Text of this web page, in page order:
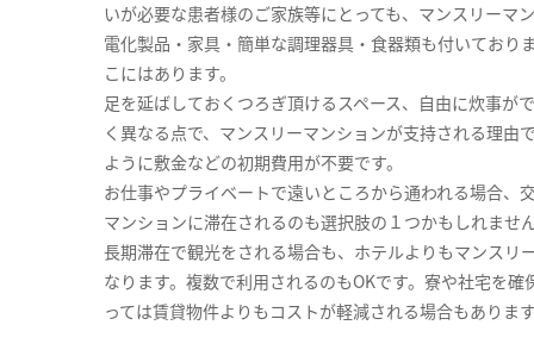
いが必要な患者様のご家族等にとっても、マンスリーマ
電化製品・家具・簡単な調理器具・食器類も付いており
こにはあります。
足を延ばしておくつろぎ頂けるスペース、自由に炊事が
く異なる点で、マンスリーマンションが支持される理由
ように敷金などの初期費用が不要です。
お仕事やプライベートで遠いところから通われる場合、
マンションに滞在されるのも選択肢の１つかもしれませ
長期滞在で観光をされる場合も、ホテルよりもマンスリ
なります。複数で利用されるのもOKです。寮や社宅を
っては賃貸物件よりもコストが軽減される場合もありま